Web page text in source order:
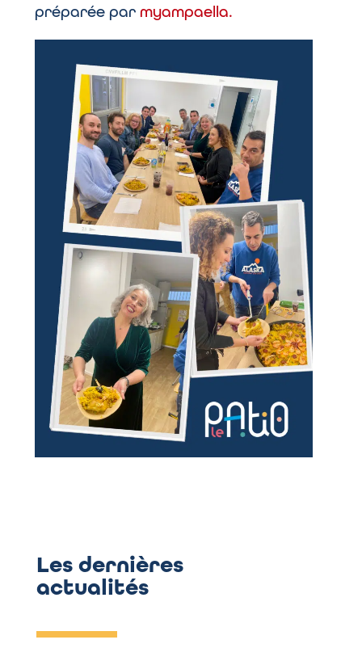
préparée par myampaella.
Les dernières
actualités